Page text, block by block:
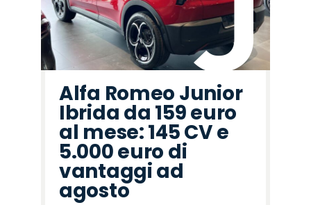
Alfa Romeo Junior
Ibrida da 159 euro
al mese: 145 CV e
5.000 euro di
vantaggi ad
agosto